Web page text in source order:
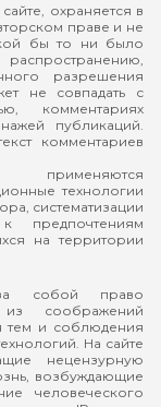
охраняется в
праве и не
бы то ни было
разрешения
не совпадать с
комментариях
публикаций.
комментариев
применяются
технологии
систематизации
предпочтениям
на территории
за собой право
из соображений
тем и соблюдения
На сайте
нецензурную
возбуждающие
человеческого